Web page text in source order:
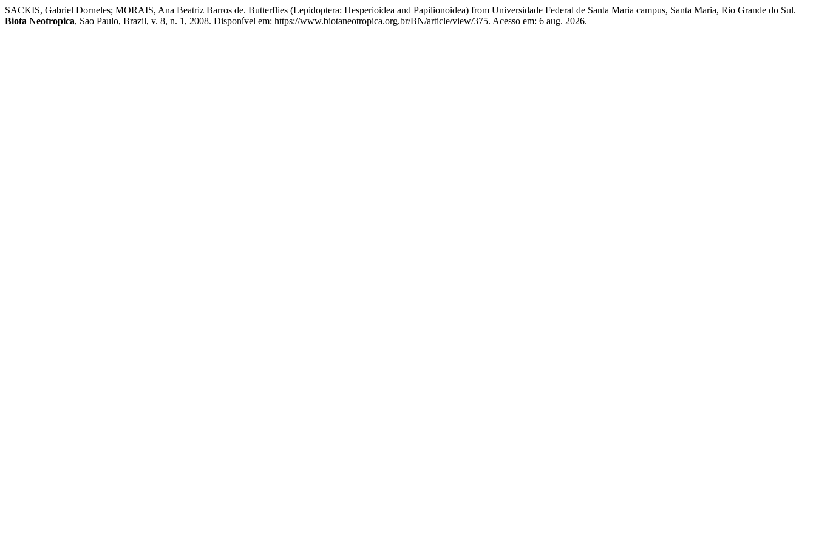
SACKIS, Gabriel Dorneles; MORAIS, Ana Beatriz Barros de. Butterflies (Lepidoptera: Hesperioidea and Papilionoidea) from Universidade Federal de Santa Maria campus, Santa Maria, Rio Grande do Sul.
Biota Neotropica, Sao Paulo, Brazil, v. 8, n. 1, 2008. Disponível em: https://www.biotaneotropica.org.br/BN/article/view/375. Acesso em: 6 aug. 2026.